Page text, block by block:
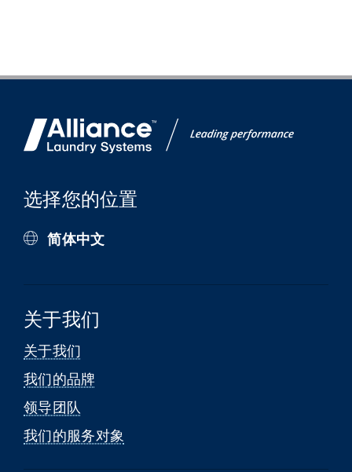
选择您的位置
简体中文
关于我们
关于我们
我们的品牌
领导团队
我们的服务对象